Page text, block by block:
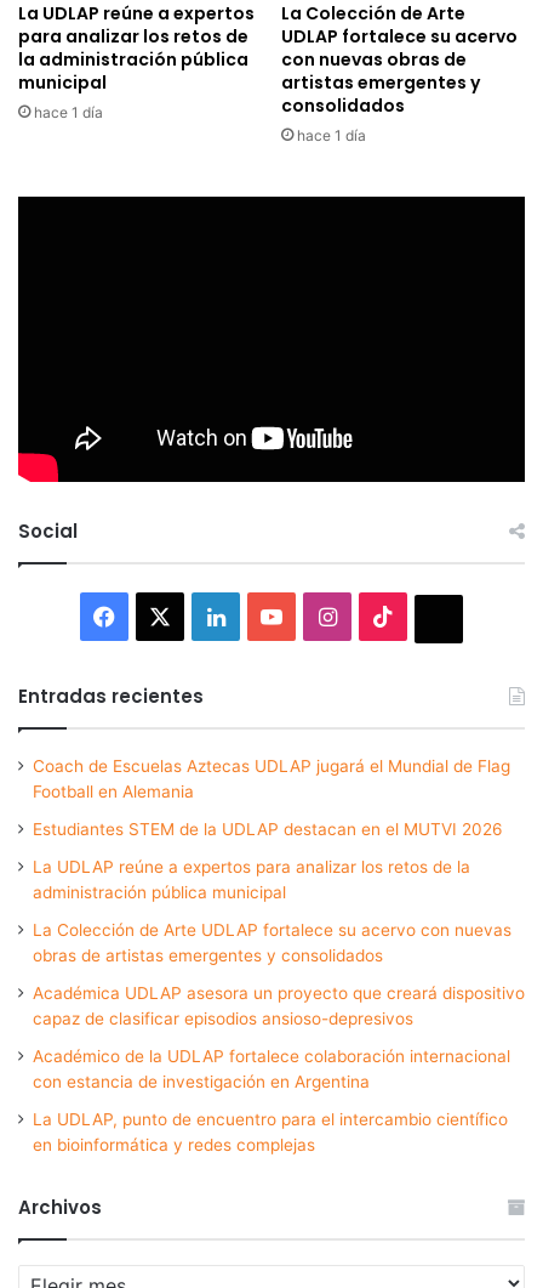
La UDLAP reúne a expertos
para analizar los retos de
la administración pública
municipal
hace 1 día
La Colección de Arte
UDLAP fortalece su acervo
con nuevas obras de
artistas emergentes y
consolidados
hace 1 día
Social
Facebook LinkedInYouTubeInstagram
Entradas recientes
Coach de Escuelas Aztecas UDLAP jugará el Mundial de Flag
Football en Alemania
Estudiantes STEM de la UDLAP destacan en el MUTVI 2026
La UDLAP reúne a expertos para analizar los retos de la
administración pública municipal
La Colección de Arte UDLAP fortalece su acervo con nuevas
obras de artistas emergentes y consolidados
Académica UDLAP asesora un proyecto que creará dispositivo
capaz de clasificar episodios ansioso-depresivos
Académico de la UDLAP fortalece colaboración internacional
con estancia de investigación en Argentina
La UDLAP, punto de encuentro para el intercambio científico
en bioinformática y redes complejas
Archivos
Archivos